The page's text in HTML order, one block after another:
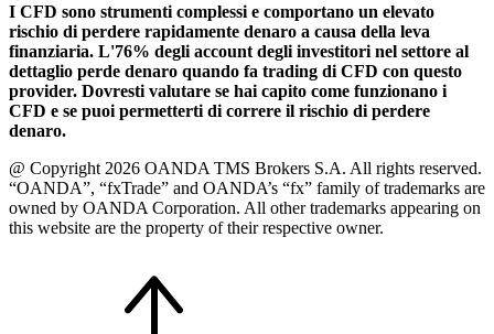
I CFD sono strumenti complessi e comportano un elevato
rischio di perdere rapidamente denaro a causa della leva
finanziaria. L'76% degli account degli investitori nel settore al
dettaglio perde denaro quando fa trading di CFD con questo
provider. Dovresti valutare se hai capito come funzionano i
CFD e se puoi permetterti di correre il rischio di perdere
denaro.
@ Copyright 2026 OANDA TMS Brokers S.A. All rights reserved.
“OANDA”, “fxTrade” and OANDA’s “fx” family of trademarks are
owned by OANDA Corporation. All other trademarks appearing on
this website are the property of their respective owner.